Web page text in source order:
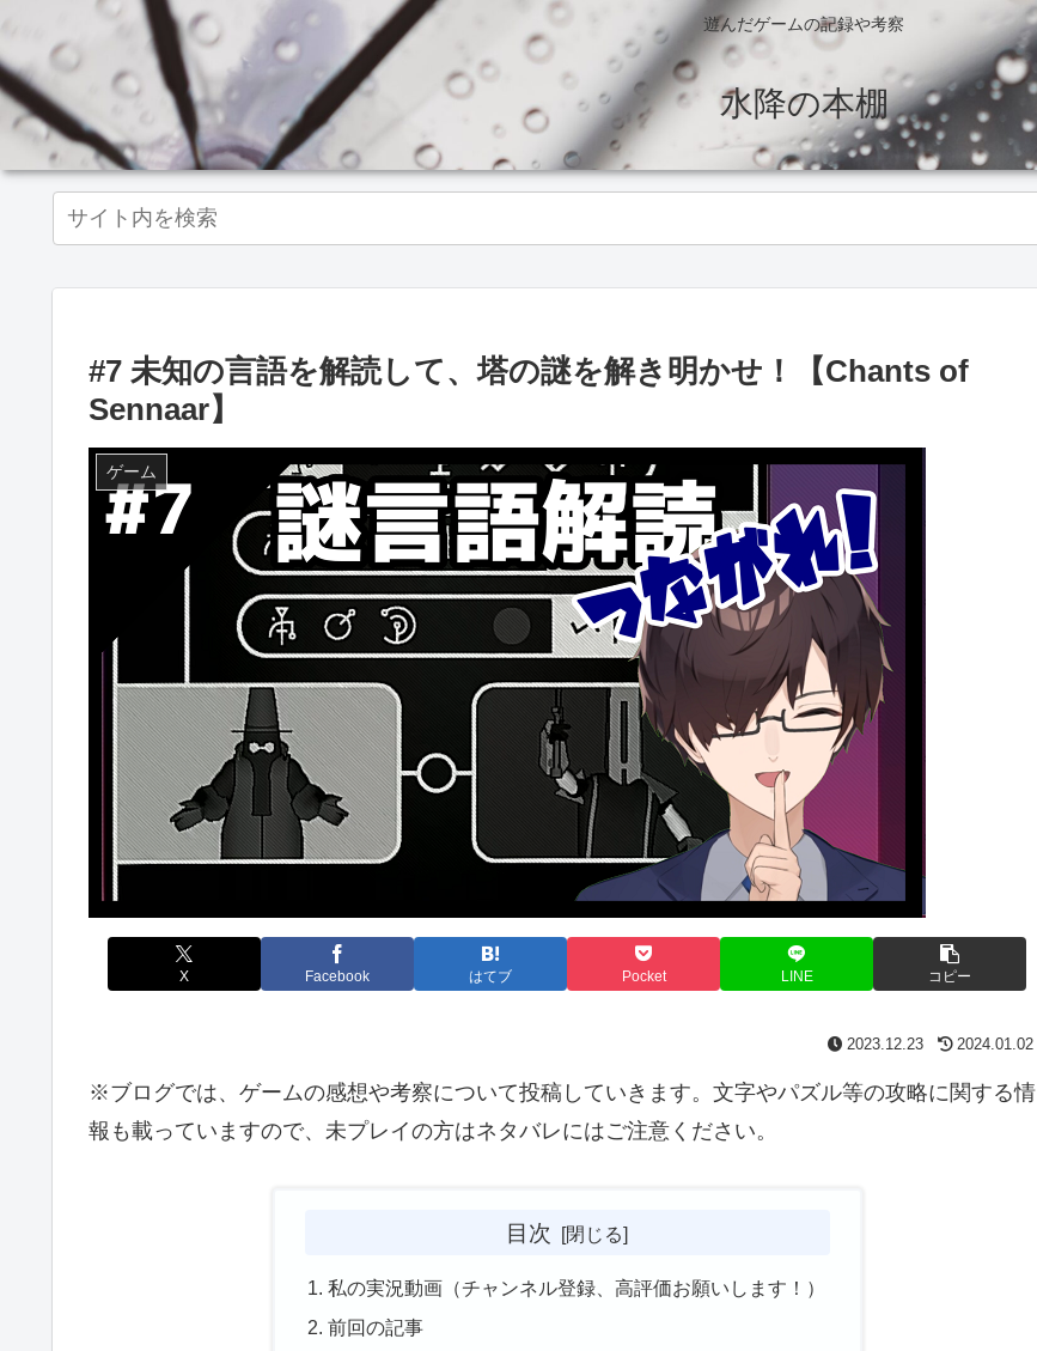
遊んだゲームの記録や考察
水降の本棚
#7 未知の言語を解読して、塔の謎を解き明かせ！【Chants of
Sennaar】
ゲーム
X Facebook はてブ Pocket LINE コピー
2023.12.23 2024.01.02
※ブログでは、ゲームの感想や考察について投稿していきます。文字やパズル等の攻略に関する情
報も載っていますので、未プレイの方はネタバレにはご注意ください。
目次
私の実況動画（チャンネル登録、高評価お願いします！）
前回の記事